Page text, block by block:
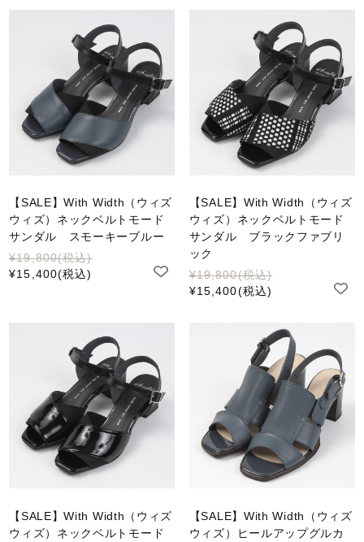
【SALE】With Width（ウィズ
ウィズ）ネックベルトモード
サンダル スモーキーブルー
¥19,800(税込)
¥15,400(税込)
【SALE】With Width（ウィズ
ウィズ）ネックベルトモード
サンダル ブラックファブリ
ック
¥19,800(税込)
¥15,400(税込)
【SALE】With Width（ウィズ
ウィズ）ネックベルトモード
【SALE】With Width（ウィズ
ウィズ）ヒールアップグルカ